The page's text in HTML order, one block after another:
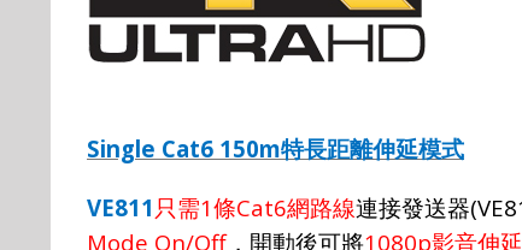
Single Cat6 150m特長距離伸延模式
VE811 只需1條Cat6網路線連接發送器
Mode On/Off，開動後可將1080p影音伸